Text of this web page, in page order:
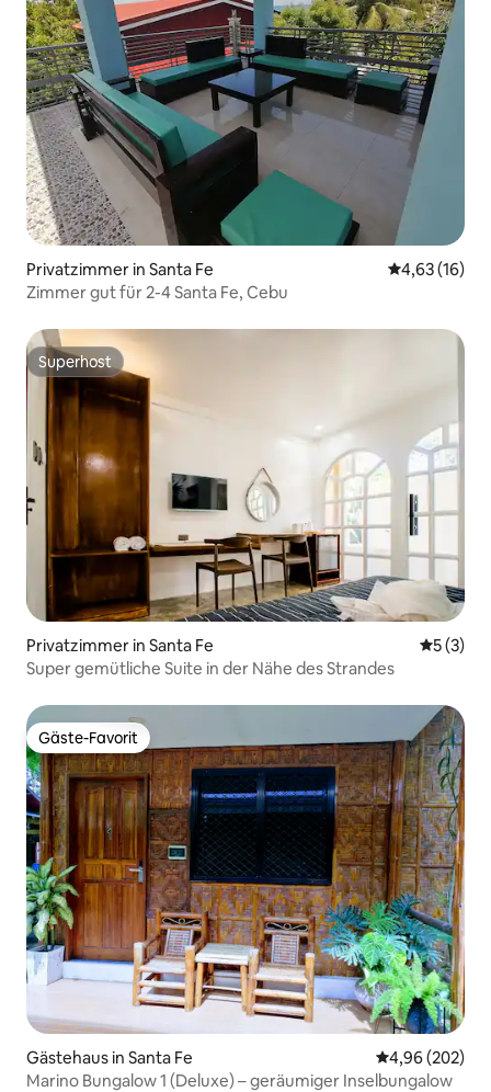
Privatzimmer in Santa Fe
4,63 (16)
Zimmer gut für 2-4 Santa Fe, Cebu
Superhost
Superhost
Privatzimmer in Santa Fe
5 (3)
Super gemütliche Suite in der Nähe des Strandes
Gäste-Favorit
Gäste-Favorit
Gästehaus in Santa Fe
4,96 (202)
Marino Bungalow 1 (Deluxe) – geräumiger Inselbungalow